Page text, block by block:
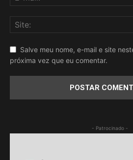
Salve meu nome, e-mail e site
próxima vez que eu comentar.
- Patrocinado -